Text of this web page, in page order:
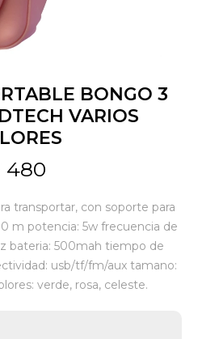
BONGO 3
VARIOS
480
transportar, con soporte para
m potencia: 5w frecuencia de
bateria: 500mah tiempo de
usb/tf/fm/aux tamano:
verde, rosa, celeste.
bebé